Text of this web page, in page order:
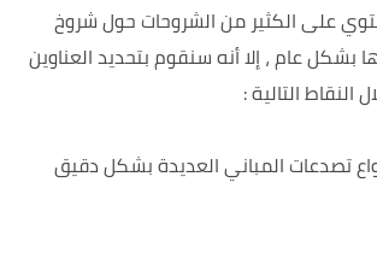
على الكثير من الشروحات حول شروخ
بشكل عام ، إلا أنه سنقوم بتحديد العناوين
التالية :
تصدعات المباني العديدة بشكل دقيق